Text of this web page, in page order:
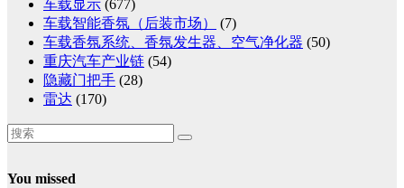
车载显示 (677)
车载智能香氛（后装市场）
(7)
车载香氛系统、香氛发生器、空气净化器 (50)
重庆汽车产业链 (54)
隐藏门把手 (28)
雷达 (170)
You missed